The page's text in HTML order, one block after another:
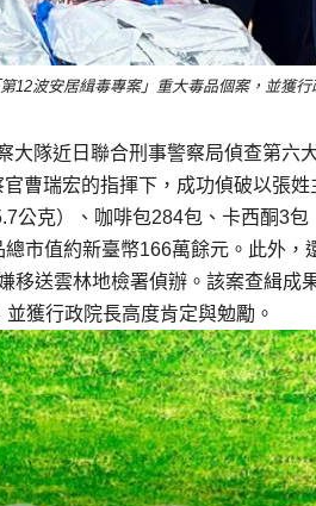
12波安居緝毒專案」重大毒品個案，並獲行
大隊近日聯合刑事警察局偵查第六
曹瑞宏的指揮下，成功偵破以張
公克）、咖啡包284包、卡西酮3
市值約新臺幣166萬餘元。此外，
移送雲林地檢署偵辦。該案查緝成
獲行政院長高度肯定與勉勵。